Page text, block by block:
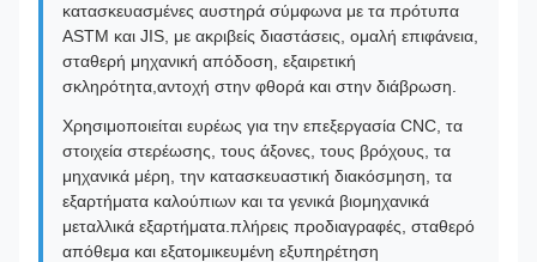
κατασκευασμένες αυστηρά σύμφωνα με τα πρότυπα
ASTM και JIS, με ακριβείς διαστάσεις, ομαλή επιφάνεια,
σταθερή μηχανική απόδοση, εξαιρετική
σκληρότητα,αντοχή στην φθορά και στην διάβρωση.
Χρησιμοποιείται ευρέως για την επεξεργασία CNC, τα
στοιχεία στερέωσης, τους άξονες, τους βρόχους, τα
μηχανικά μέρη, την κατασκευαστική διακόσμηση, τα
εξαρτήματα καλούπιων και τα γενικά βιομηχανικά
μεταλλικά εξαρτήματα.πλήρεις προδιαγραφές, σταθερό
απόθεμα και εξατομικευμένη εξυπηρέτηση